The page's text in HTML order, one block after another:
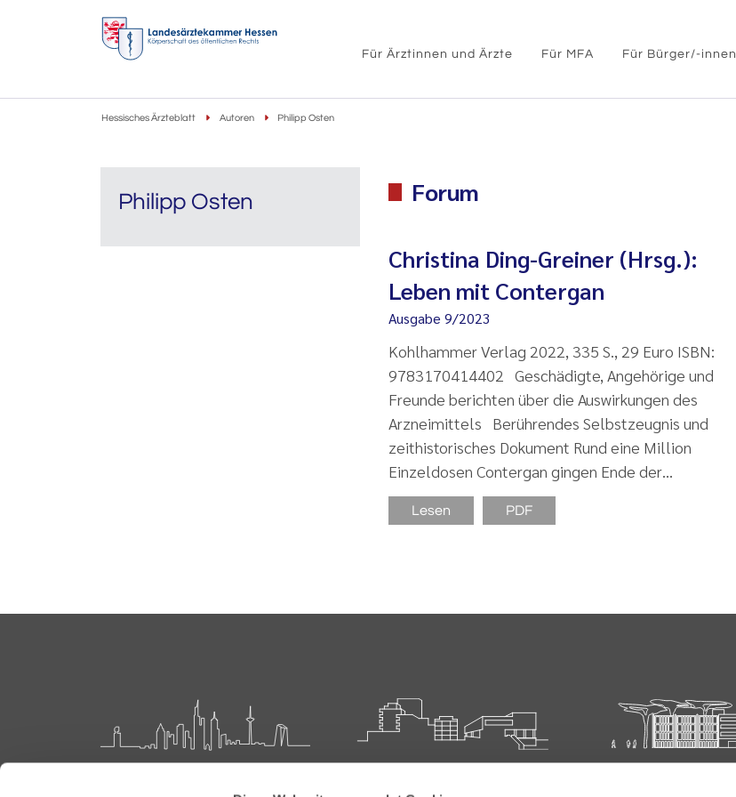
Für Ärztinnen und Ärzte Für MFA Für Bürger/-innen
Hessisches Ärzteblatt Autoren Philipp Osten
Philipp Osten Forum
Christina Ding-Greiner (Hrsg.):
Leben mit Contergan
Ausgabe 9/2023
Kohlhammer Verlag 2022, 335 S., 29 Euro ISBN:
9783170414402 Geschädigte, Angehörige und
Freunde berichten über die Auswirkungen des
Arzneimittels Berührendes Selbstzeugnis und
zeithistorisches Dokument Rund eine Million
Einzeldosen Contergan gingen Ende der…
Lesen PDF